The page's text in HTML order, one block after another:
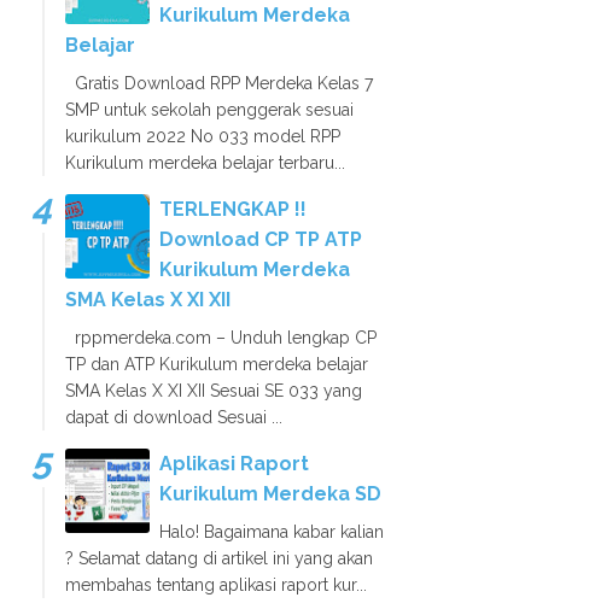
Kurikulum Merdeka
Belajar
Gratis Download RPP Merdeka Kelas 7
SMP untuk sekolah penggerak sesuai
kurikulum 2022 No 033 model RPP
Kurikulum merdeka belajar terbaru...
TERLENGKAP !!
Download CP TP ATP
Kurikulum Merdeka
SMA Kelas X XI XII
rppmerdeka.com – Unduh lengkap CP
TP dan ATP Kurikulum merdeka belajar
SMA Kelas X XI XII Sesuai SE 033 yang
dapat di download Sesuai ...
Aplikasi Raport
Kurikulum Merdeka SD
Halo! Bagaimana kabar kalian
? Selamat datang di artikel ini yang akan
membahas tentang aplikasi raport kur...